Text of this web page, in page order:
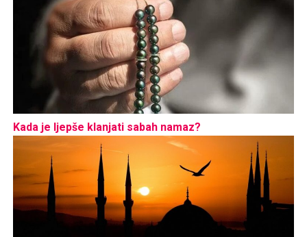
Kada je ljepše klanjati sabah namaz?